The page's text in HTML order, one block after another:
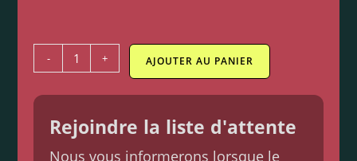
- + AJOUTER AU PANIER
Rejoindre la liste d'attente
Nous vous informerons lorsque le